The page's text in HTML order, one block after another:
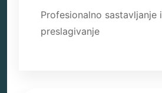
Profesionalno sastavljanje i
preslagivanje